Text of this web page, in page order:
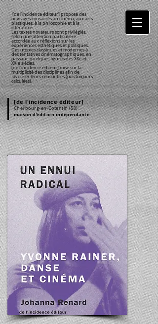
[de l'incidence éditeur] propose des
ouvrages consacrés au cinéma, aux arts
plastiques, à la philosophie et à la
littérature.
Les textes novateurs sont privilégiés,
selon une attention particulière
accordée aux réflexions sur les
expériences esthétiques et politiques.
Des utopies classiques et modernes à
des tentatives cinématographiques, en
passant quelques figures des XXeet
XXIesiècles,
[de l'incidence éditeur] mise sur la
multiplicité des disciplines afin de
favoriser leurs rencontres (pas toujours
calculées).
[de l'incidence éditeur]
Cherbourg-en-Cotentin(50)
maison d'édition indépendante